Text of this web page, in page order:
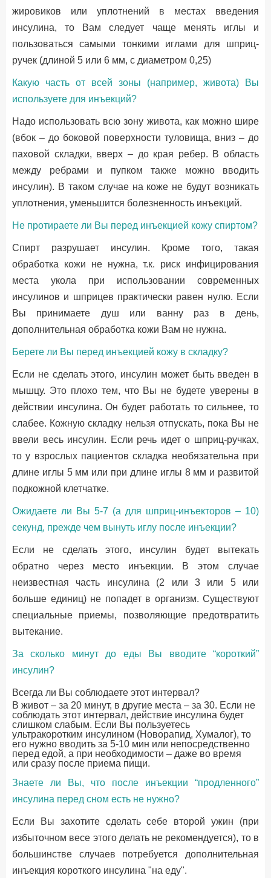
жировиков или уплотнений в местах введения
инсулина, то Вам следует чаще менять иглы и
пользоваться самыми тонкими иглами для шприц-
ручек (длиной 5 или 6 мм, с диаметром 0,25)
Какую часть от всей зоны (например, живота) Вы
используете для инъекций?
Надо использовать всю зону живота, как можно шире
(вбок – до боковой поверхности туловища, вниз – до
паховой складки, вверх – до края ребер. В область
между ребрами и пупком также можно вводить
инсулин). В таком случае на коже не будут возникать
уплотнения, уменьшится болезненность инъекций.
Не протираете ли Вы перед инъекцией кожу спиртом?
Спирт разрушает инсулин. Кроме того, такая
обработка кожи не нужна, т.к. риск инфицирования
места укола при использовании современных
инсулинов и шприцев практически равен нулю. Если
Вы принимаете душ или ванну раз в день,
дополнительная обработка кожи Вам не нужна.
Берете ли Вы перед инъекцией кожу в складку?
Если не сделать этого, инсулин может быть введен в
мышцу. Это плохо тем, что Вы не будете уверены в
действии инсулина. Он будет работать то сильнее, то
слабее. Кожную складку нельзя отпускать, пока Вы не
ввели весь инсулин. Если речь идет о шприц-ручках,
то у взрослых пациентов складка необязательна при
длине иглы 5 мм или при длине иглы 8 мм и развитой
подкожной клетчатке.
Ожидаете ли Вы 5-7 (а для шприц-инъекторов – 10)
секунд, прежде чем вынуть иглу после инъекции?
Если не сделать этого, инсулин будет вытекать
обратно через место инъекции. В этом случае
неизвестная часть инсулина (2 или 3 или 5 или
больше единиц) не попадет в организм. Существуют
специальные приемы, позволяющие предотвратить
вытекание.
За сколько минут до еды Вы вводите “короткий”
инсулин?
Всегда ли Вы соблюдаете этот интервал?
В живот – за 20 минут, в другие места – за 30. Если не
соблюдать этот интервал, действие инсулина будет
слишком слабым. Если Вы пользуетесь
ультракоротким инсулином (Новорапид, Хумалог), то
его нужно вводить за 5-10 мин или непосредственно
перед едой, а при необходимости – даже во время
или сразу после приема пищи.
Знаете ли Вы, что после инъекции “продленного”
инсулина перед сном есть не нужно?
Если Вы захотите сделать себе второй ужин (при
избыточном весе этого делать не рекомендуется), то в
большинстве случаев потребуется дополнительная
инъекция короткого инсулина "на еду".